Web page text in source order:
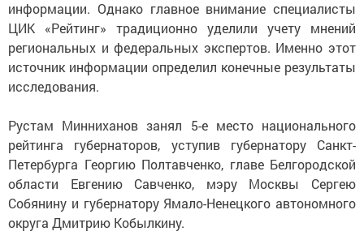
информации. Однако главное внимание специалисты
ЦИК «Рейтинг» традиционно уделили учету мнений
региональных и федеральных экспертов. Именно этот
источник информации определил конечные результаты
исследования.
Рустам Минниханов занял 5-е место национального
рейтинга губернаторов, уступив губернатору Санкт-
Петербурга Георгию Полтавченко, главе Белгородской
области Евгению Савченко, мэру Москвы Сергею
Собянину и губернатору Ямало-Ненецкого автономного
округа Дмитрию Кобылкину.